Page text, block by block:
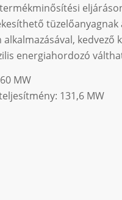
tüzelőanyagnak
alkalmazásával,
energiahordozó
MW
131,6 MW